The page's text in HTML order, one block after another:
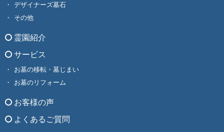
デザイナーズ墓石
その他
霊園紹介
サービス
お墓の移転・墓じまい
お墓のリフォーム
お客様の声
よくあるご質問